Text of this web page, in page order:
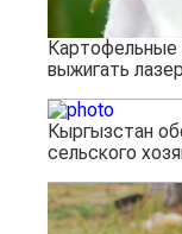
Картофельные
выжигать
Кыргызстан
сельского